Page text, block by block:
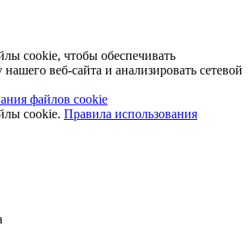
cookie, чтобы обеспечивать
веб-сайта и анализировать сетевой
файлов cookie
cookie. Правила использования